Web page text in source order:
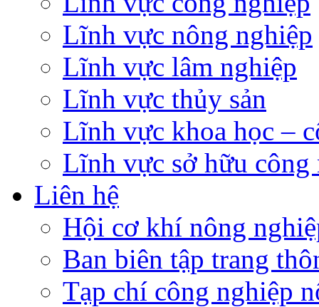
Lĩnh vực nông nghiệp
Lĩnh vực lâm nghiệp
Lĩnh vực thủy sản
Lĩnh vực khoa học –
Lĩnh vực sở hữu công
Liên hệ
Hội cơ khí nông
Ban biên tập trang
Tạp chí công nghiệp